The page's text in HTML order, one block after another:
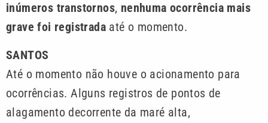
inúmeros transtornos, nenhuma ocorrência mais
grave foi registrada até o momento.
SANTOS
Até o momento não houve o acionamento para
ocorrências. Alguns registros de pontos de
alagamento decorrente da maré alta,